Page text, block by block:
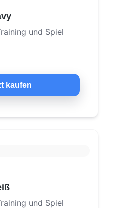
und Spiel
kaufen
und Spiel